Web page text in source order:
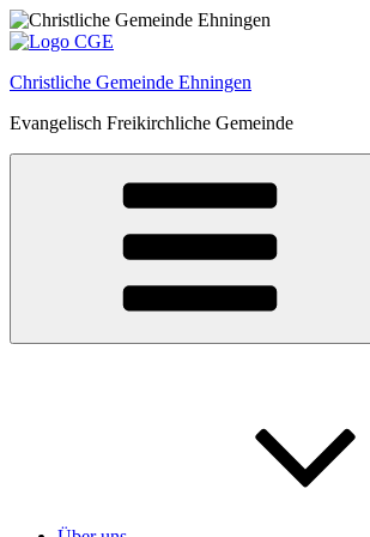
Zum
Inhalt
Christliche Gemeinde Ehningen
Evangelisch Freikirchliche Gemeinde